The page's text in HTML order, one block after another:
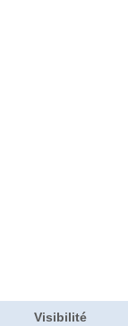
Visibilité